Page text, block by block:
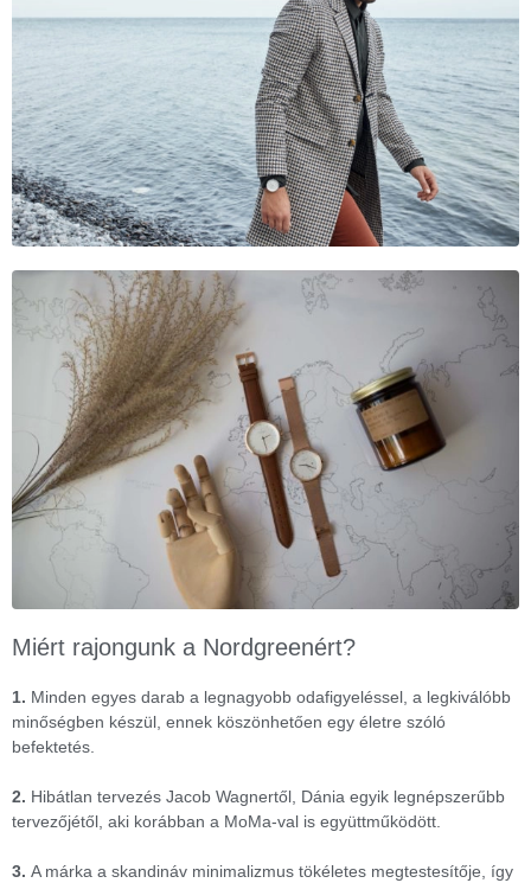
Miért rajongunk a Nordgreenért?
1. Minden egyes darab a legnagyobb odafigyeléssel, a legkiválóbb
minőségben készül, ennek köszönhetően egy életre szóló
befektetés.
2. Hibátlan tervezés Jacob Wagnertől, Dánia egyik legnépszerűbb
tervezőjétől, aki korábban a MoMa-val is együttműködött.
3. A márka a skandináv minimalizmus tökéletes megtestesítője, így